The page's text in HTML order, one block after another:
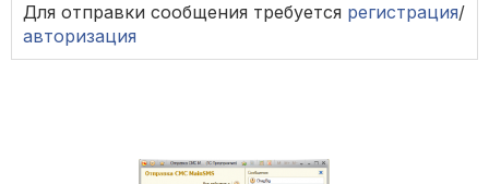
Для отправки сообщения требуется регистрация/
авторизация